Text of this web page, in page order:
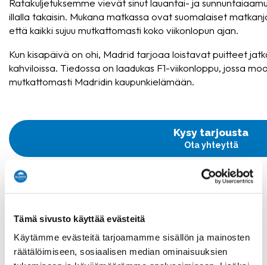
Tämä sivusto käyttää evästeitä
Käytämme evästeitä tarjoamamme sisällön ja mainosten
räätälöimiseen, sosiaalisen median ominaisuuksien
Ratakuljetuksemme vievät sinut lauantai- ja
illalla takaisin. Mukana matkassa ovat suomalaiset
että kaikki sujuu mutkattomasti koko viikonlopun ajan.
Kun kisapäivä on ohi, Madrid tarjoaa loistavat puitteet
kahviloissa. Tiedossa on laadukas F1-viikonloppu, jossa
mutkattomasti Madridin kaupunkielämään.
Kysy tarjousta
Ota yhteyttä
Lentokenttäkuljetukset
Ratakuljetukset lauantaina ja sunnuntaina